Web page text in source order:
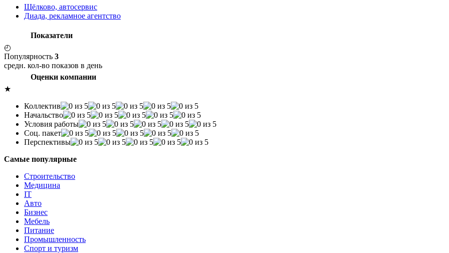
Щёлково, автосервис
Диада, рекламное агентство
Показатели
◴
Популярность 3
средн. кол-во показов в день
Оценки компании
★
Коллектив
Начальство
Условия работы
Соц. пакет
Перспективы
Самые популярные
Строительство
Медицина
IT
Авто
Бизнес
Мебель
Питание
Промышленность
Спорт и туризм